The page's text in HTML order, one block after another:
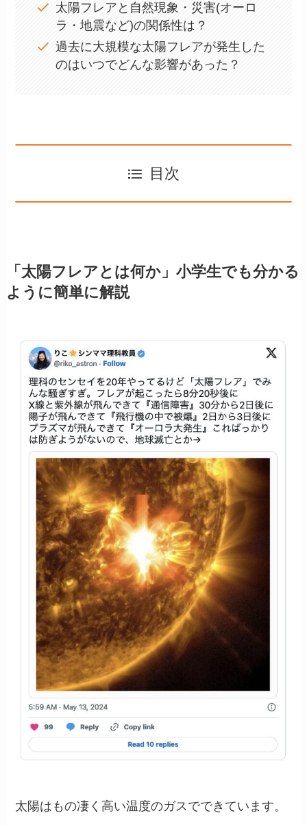
太陽フレアと自然現象・災害(オーロ
ラ・地震など)の関係性は？
過去に大規模な太陽フレアが発生した
のはいつでどんな影響があった？
目次
「太陽フレアとは何か」小学生でも分かる
ように簡単に解説
太陽はもの凄く高い温度のガスでできています。